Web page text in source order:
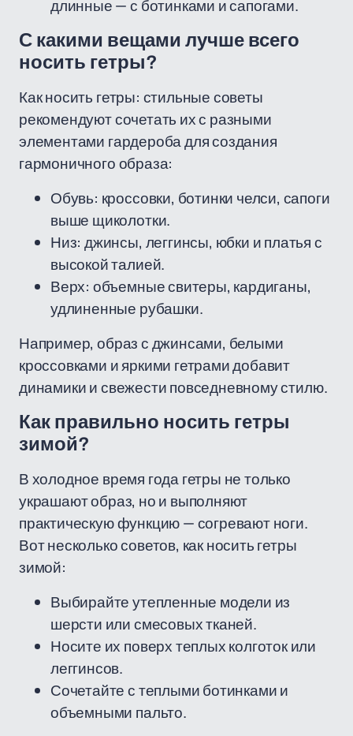
длинные — с ботинками и сапогами.
С какими вещами лучше всего
носить гетры?
Как носить гетры: стильные советы
рекомендуют сочетать их с разными
элементами гардероба для создания
гармоничного образа:
Обувь: кроссовки, ботинки челси, сапоги
выше щиколотки.
Низ: джинсы, леггинсы, юбки и платья с
высокой талией.
Верх: объемные свитеры, кардиганы,
удлиненные рубашки.
Например, образ с джинсами, белыми
кроссовками и яркими гетрами добавит
динамики и свежести повседневному стилю.
Как правильно носить гетры
зимой?
В холодное время года гетры не только
украшают образ, но и выполняют
практическую функцию — согревают ноги.
Вот несколько советов, как носить гетры
зимой:
Выбирайте утепленные модели из
шерсти или смесовых тканей.
Носите их поверх теплых колготок или
леггинсов.
Сочетайте с теплыми ботинками и
объемными пальто.